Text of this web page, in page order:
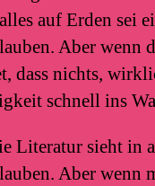
auf Erden sei
Aber wenn
dass nichts,
schnell ins
Literatur sieht in
Aber wenn